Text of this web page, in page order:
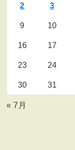
2 3
9 10
16 17
23 24
30 31
« 7月